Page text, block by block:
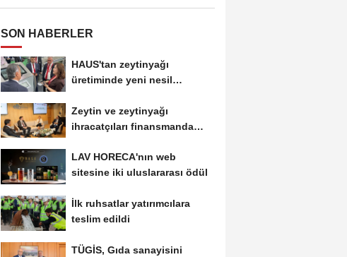
SON HABERLER
HAUS'tan zeytinyağı
üretiminde yeni nesil
Zeytin ve zeytinyağı
ihracatçıları finansmanda
LAV HORECA'nın web
sitesine iki uluslararası ödül
İlk ruhsatlar yatırımcılara
teslim edildi
TÜGİS, Gıda sanayisini